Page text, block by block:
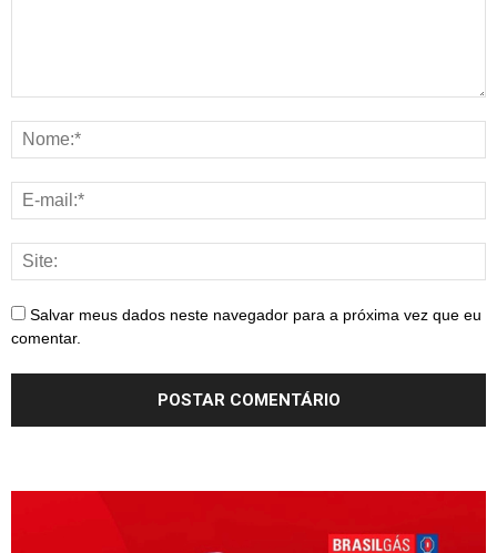
Salvar meus dados neste navegador para a próxima vez que eu
comentar.